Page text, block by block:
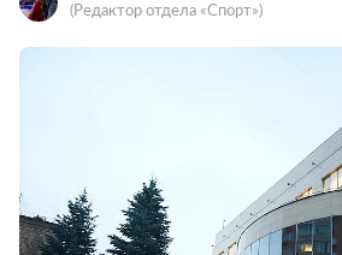
(Редактор отдела «Спорт»)